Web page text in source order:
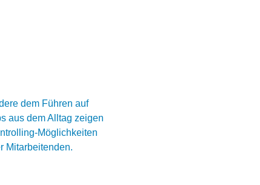
dem Führen auf
aus dem Alltag zeigen
Möglichkeiten
Mitarbeitenden.